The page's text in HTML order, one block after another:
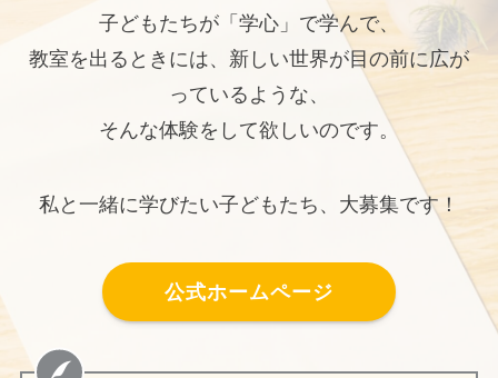
子どもたちが「学心」で学んで、
教室を出るときには、新しい世界が目の前に広が
っているような、
そんな体験をして欲しいのです。
私と一緒に学びたい子どもたち、大募集です！
公式ホームページ